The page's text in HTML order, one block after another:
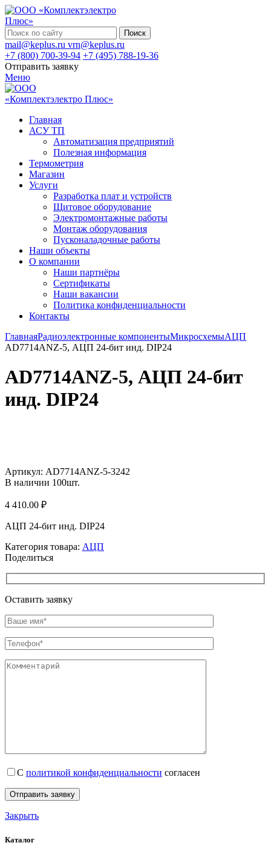
Поиск
mail@keplus.ru vrn@keplus.ru
+7 (800) 700-39-94 +7 (495) 788-19-36
Отправить заявку
Меню
Главная
АСУ ТП
Автоматизация предприятий
Полезная информация
Термометрия
Магазин
Услуги
Разработка плат и устройств
Щитовое оборудование
Электромонтажные работы
Монтаж оборудования
Пусконаладочные работы
Наши объекты
О компании
Наши партнёры
Сертификаты
Наши вакансии
Политика конфиденциальности
Контакты
ГлавнаяРадиоэлектронные компонентыМикросхемыАЦП
AD7714ANZ-5, АЦП 24-бит инд. DIP24
AD7714ANZ-5, АЦП 24-бит
инд. DIP24
Артикул: AD7714ANZ-5-3242
В наличии 100шт.
4 410.00 ₽
АЦП 24-бит инд. DIP24
Категория товара: АЦП
Поделиться
Оставить заявку
С политикой конфиденциальности согласен
Закрыть
Каталог